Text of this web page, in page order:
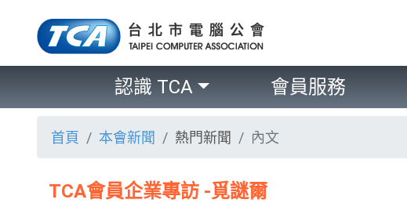
認識 TCA 會員服務
首頁 本會新聞 熱門新聞 內文
TCA會員企業專訪 -覓謎爾